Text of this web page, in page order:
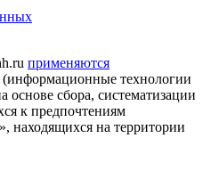
применяются
(информационные технологии
сбора, систематизации
к предпочтениям
находящихся на территории